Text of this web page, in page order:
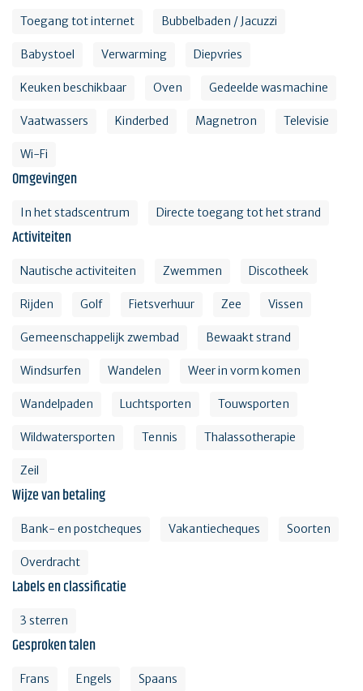
Toegang tot internet Bubbelbaden / Jacuzzi
Babystoel Verwarming Diepvries
Keuken beschikbaar Oven Gedeelde wasmachine
Vaatwassers Kinderbed Magnetron Televisie
Wi-Fi
Omgevingen
In het stadscentrum Directe toegang tot het strand
Activiteiten
Nautische activiteiten Zwemmen Discotheek
Rijden Golf Fietsverhuur Zee Vissen
Gemeenschappelijk zwembad Bewaakt strand
Windsurfen Wandelen Weer in vorm komen
Wandelpaden Luchtsporten Touwsporten
Wildwatersporten Tennis Thalassotherapie
Zeil
Wijze van betaling
Bank- en postcheques Vakantiecheques Soorten
Overdracht
Labels en classificatie
3 sterren
Gesproken talen
Frans Engels Spaans